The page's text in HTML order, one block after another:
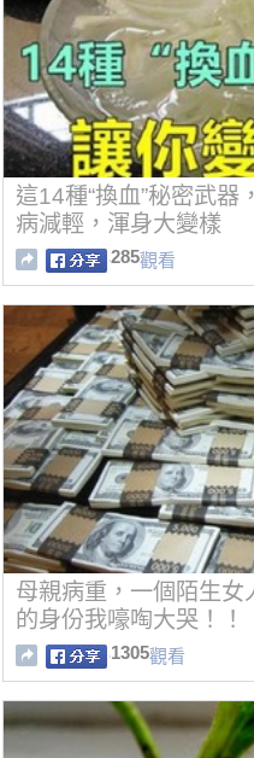
這14種“換血”秘密武
病減輕，渾身大變樣
285觀看
母親病重，一個陌生
的身份我嚎啕大哭！！
1305觀看